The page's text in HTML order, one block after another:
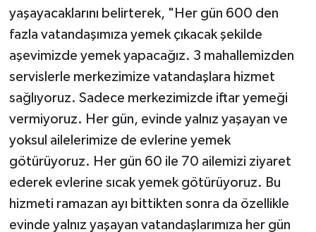
yaşayacaklarını belirterek, "Her gün 600 den
fazla vatandaşımıza yemek çıkacak şekilde
aşevimizde yemek yapacağız. 3 mahallemizden
servislerle merkezimize vatandaşlara hizmet
sağlıyoruz. Sadece merkezimizde iftar yemeği
vermiyoruz. Her gün, evinde yalnız yaşayan ve
yoksul ailelerimize de evlerine yemek
götürüyoruz. Her gün 60 ile 70 ailemizi ziyaret
ederek evlerine sıcak yemek götürüyoruz. Bu
hizmeti ramazan ayı bittikten sonra da özellikle
evinde yalnız yaşayan vatandaşlarımıza her gün